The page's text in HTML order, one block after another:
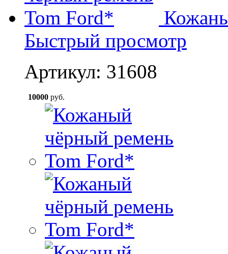
Быстрый просмотр
Артикул: 31608
10000 руб.